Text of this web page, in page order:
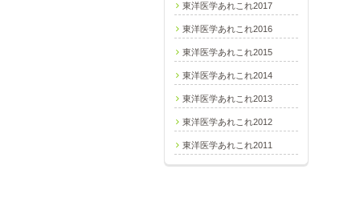
東洋医学あれこれ2017
東洋医学あれこれ2016
東洋医学あれこれ2015
東洋医学あれこれ2014
東洋医学あれこれ2013
東洋医学あれこれ2012
東洋医学あれこれ2011